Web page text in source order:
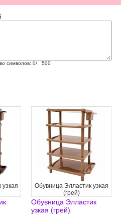
символов: 0/ 500
Обувница Элластик узкая
(грей)
Обувница Элластик
узкая (грей)